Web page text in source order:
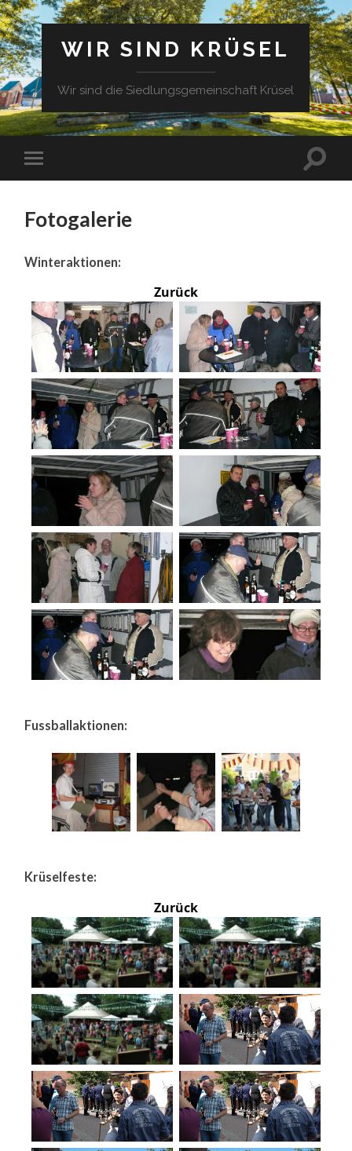
WIR SIND KRÜSEL
Wir sind die Siedlungsgemeinschaft Krüsel
Fotogalerie
Winteraktionen:
Zurück
Fussballaktionen:
Krüselfeste:
Zurück